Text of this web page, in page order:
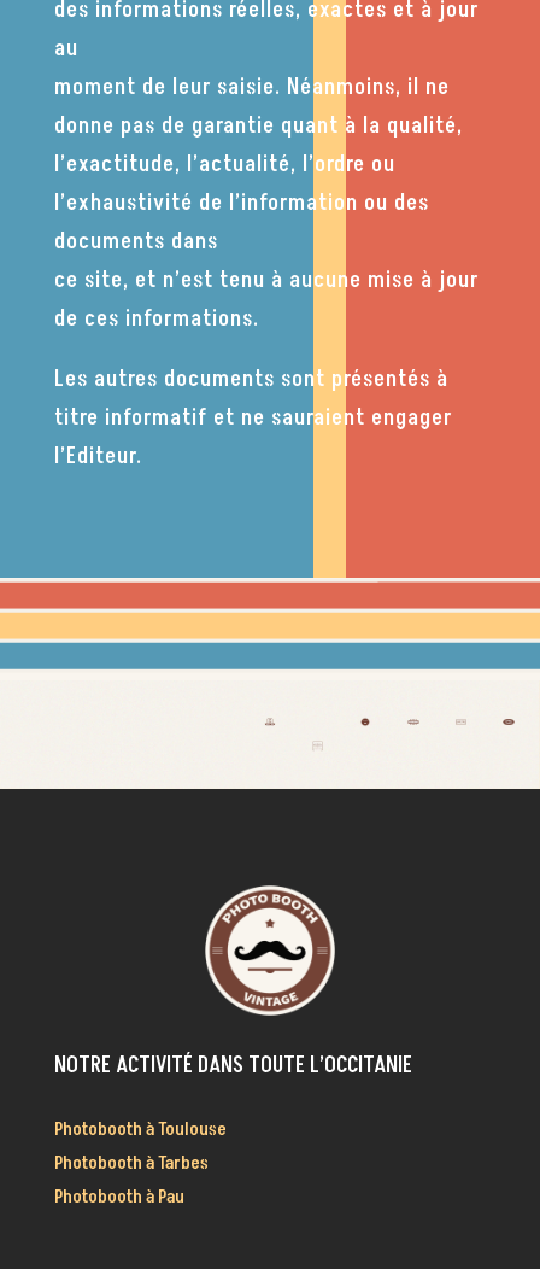
des informations réelles, exactes et à jour
au
moment de leur saisie. Néanmoins, il ne
donne pas de garantie quant à la qualité,
l’exactitude, l’actualité, l’ordre ou
l’exhaustivité de l’information ou des
documents dans
ce site, et n’est tenu à aucune mise à jour
de ces informations.
Les autres documents sont présentés à
titre informatif et ne sauraient engager
l’Editeur.
NOTRE ACTIVITÉ DANS TOUTE L’OCCITANIE
Photobooth à Toulouse
Photobooth à Tarbes
Photobooth à Pau